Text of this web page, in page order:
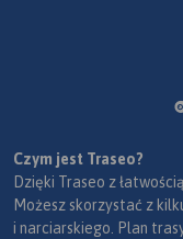
Czym jest Traseo?
Dzięki Traseo z
Możesz skorzystać z
i narciarskiego. Plan